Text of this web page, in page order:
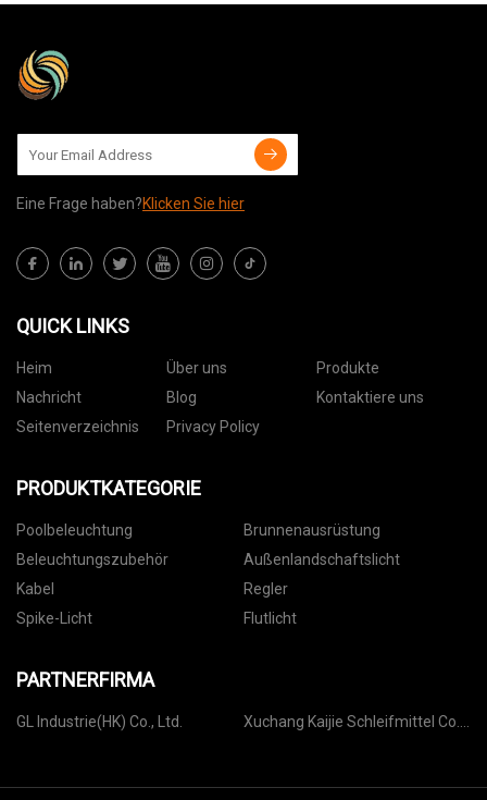
Eine Frage haben?Klicken Sie hier
QUICK LINKS
Heim Über uns
Produkte
Nachricht
Blog
Kontaktiere uns
Seitenverzeichnis
Privacy Policy
PRODUKTKATEGORIE
Poolbeleuchtung
Brunnenausrüstung
Beleuchtungszubehör
Außenlandschaftslicht
Kabel
Regler
Spike-Licht
Flutlicht
PARTNERFIRMA
GL Industrie(HK) Co., Ltd.
Xuchang Kaijie Schleifmittel Co.,